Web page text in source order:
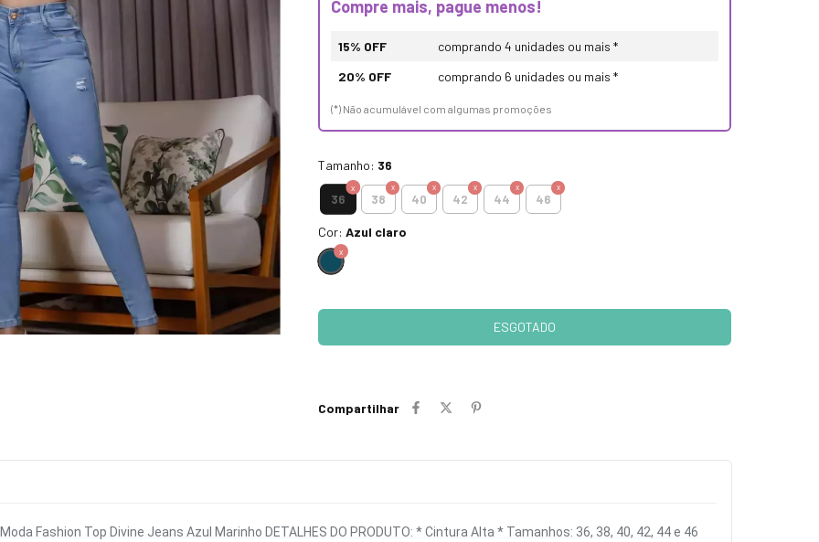
Compre mais, pague menos!
15% OFF
comprando 4 unidades ou mais *
20% OFF
comprando 6 unidades ou mais *
(*) Não acumulável com algumas promoções
Tamanho: 36
36 38 40 42 44 46
Cor: Azul claro
Compartilhar
Fashion Top Divine Jeans Azul Marinho DETALHES DO PRODUTO: * Cintura Alta * Tamanhos: 36, 38, 40, 42, 44 e 46